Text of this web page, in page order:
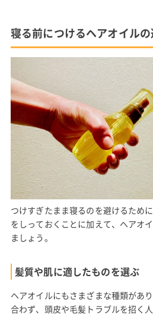
寝る前につけるヘアオイル
つけすぎたまま寝るのを避けるため
をしっておくことに加えて、ヘアオ
ましょう。
髪質や肌に適したものを選ぶ
ヘアオイルにもさまざまな種類があ
合わず、頭皮や毛髪トラブルを招く人